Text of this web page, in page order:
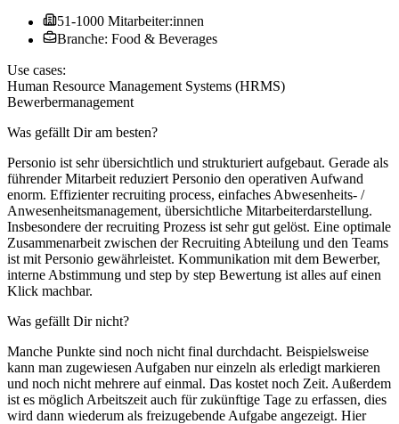
51-1000 Mitarbeiter:innen
Branche: Food & Beverages
Use cases:
Human Resource Management Systems (HRMS)
Bewerbermanagement
Was gefällt Dir am besten?
Personio ist sehr übersichtlich und strukturiert aufgebaut. Gerade als
führender Mitarbeit reduziert Personio den operativen Aufwand
enorm. Effizienter recruiting process, einfaches Abwesenheits- /
Anwesenheitsmanagement, übersichtliche Mitarbeiterdarstellung.
Insbesondere der recruiting Prozess ist sehr gut gelöst. Eine optimale
Zusammenarbeit zwischen der Recruiting Abteilung und den Teams
ist mit Personio gewährleistet. Kommunikation mit dem Bewerber,
interne Abstimmung und step by step Bewertung ist alles auf einen
Klick machbar.
Was gefällt Dir nicht?
Manche Punkte sind noch nicht final durchdacht. Beispielsweise
kann man zugewiesen Aufgaben nur einzeln als erledigt markieren
und noch nicht mehrere auf einmal. Das kostet noch Zeit. Außerdem
ist es möglich Arbeitszeit auch für zukünftige Tage zu erfassen, dies
wird dann wiederum als freizugebende Aufgabe angezeigt. Hier